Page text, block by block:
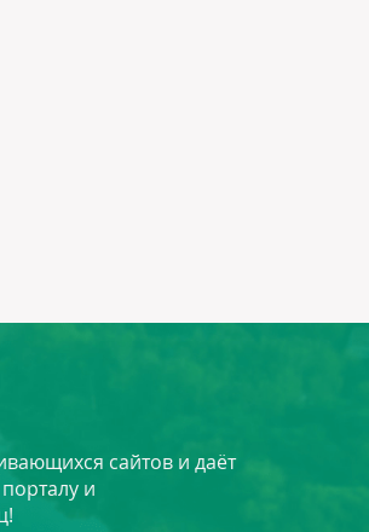
сайтов и даёт
и